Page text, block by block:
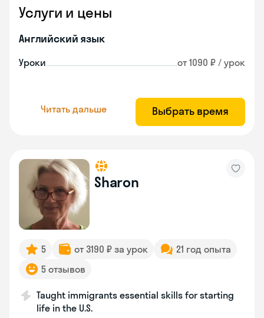
Услуги и цены
Английский язык
Уроки от 1090 ₽ / урок
Читать дальше Выбрать время
Sharon
5 от 3190 ₽ за урок
21 год опыта
5 отзывов
Taught immigrants essential skills for starting
life in the U.S.